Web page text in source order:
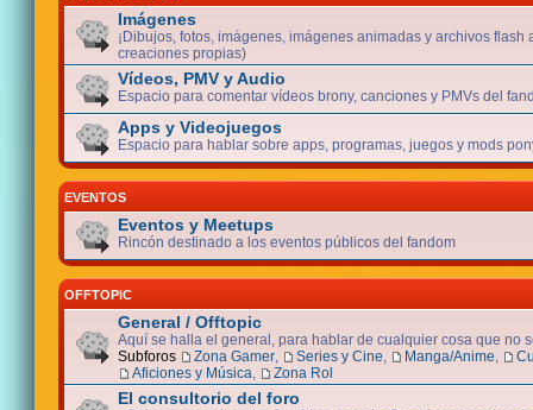
Imágenes
¡Dibujos, fotos, imágenes, imágenes animadas y archivos flash
creaciones propias)
Vídeos, PMV y Audio
Espacio para comentar vídeos brony, canciones y PMVs del
Apps y Videojuegos
Espacio para hablar sobre apps, programas, juegos y mods
EVENTOS
Eventos y Meetups
Rincón destinado a los eventos públicos del fandom
OFFTOPIC
General / Offtopic
Aquí se halla el general, para hablar de cualquier cosa que no
Subforos
Zona Gamer Series y Cine Manga/Anime
Aficiones y Música
Zona Rol
El consultorio del foro